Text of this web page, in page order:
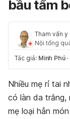
bầu tẩm
Tham vấn y
Nội tổng
Tác giả: Minh Phú ·
Nhiều mẹ rỉ tai
có làn da trắng,
mẹ loại hẳn